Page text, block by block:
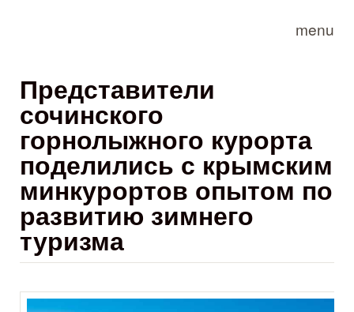
menu
Представители
сочинского
горнолыжного курорта
поделились с крымским
минкурортов опытом по
развитию зимнего
туризма